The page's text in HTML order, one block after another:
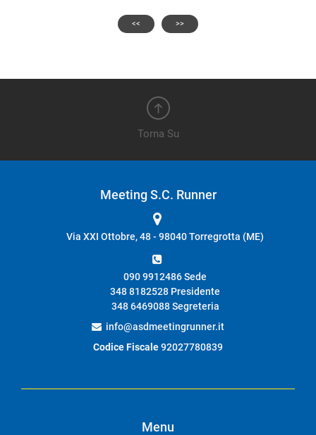
<< >>
Torna Su
Meeting S.C. Runner
Via XXI Ottobre, 48 - 98040 Torregrotta (ME)
090 9912486 Sede
348 8182528 Presidente
348 6469088 Segreteria
info@asdmeetingrunner.it
Codice Fiscale92027780839
Menu